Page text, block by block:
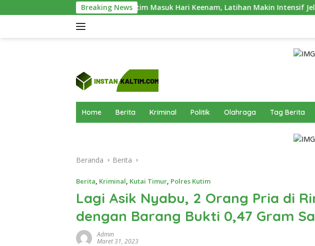
ke
Breaking News
Kutim Masuk Hari Keenam, Latihan Makin Intensif Jelang Upacara 17 Agustus
Home Berita Kriminal Politik Olahraga Tag Berita
Beranda Berita
Berita Kriminal Kutai Timur Polres Kutim
Lagi Asik Nyabu, 2 Orang Pria di
dengan Barang Bukti 0,47 Gram
Admin
Maret 31, 2023